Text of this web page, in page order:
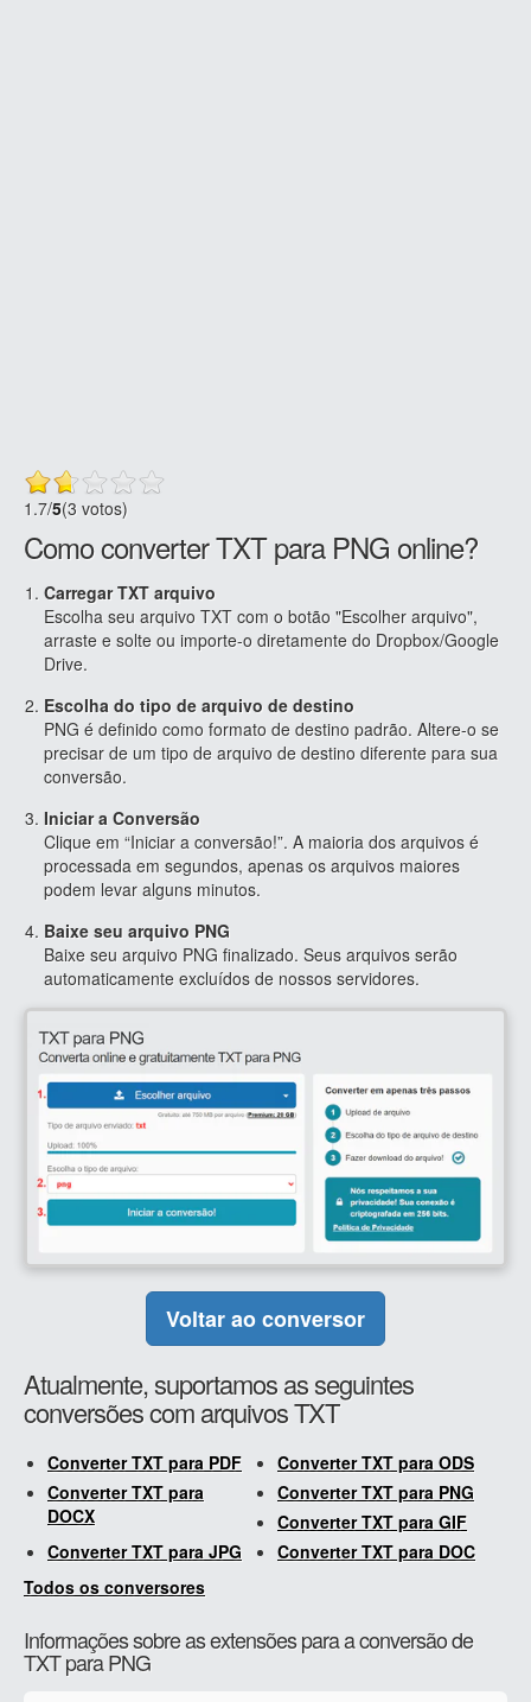
1.7/5(3 votos)
Como converter TXT para PNG online?
Carregar TXT arquivo
Escolha seu arquivo TXT com o botão "Escolher arquivo",
arraste e solte ou importe-o diretamente do Dropbox/Google
Drive.
Escolha do tipo de arquivo de destino
PNG é definido como formato de destino padrão. Altere-o se
precisar de um tipo de arquivo de destino diferente para sua
conversão.
Iniciar a Conversão
Clique em “Iniciar a conversão!”. A maioria dos arquivos é
processada em segundos, apenas os arquivos maiores
podem levar alguns minutos.
Baixe seu arquivo PNG
Baixe seu arquivo PNG finalizado. Seus arquivos serão
automaticamente excluídos de nossos servidores.
Voltar ao conversor
Atualmente, suportamos as seguintes
conversões com arquivos TXT
Converter TXT para PDF
Converter TXT para ODS
Converter TXT para
DOCX
Converter TXT para PNG
Converter TXT para GIF
Converter TXT para JPG
Converter TXT para DOC
Todos os conversores
Informações sobre as extensões para a conversão de
TXT para PNG